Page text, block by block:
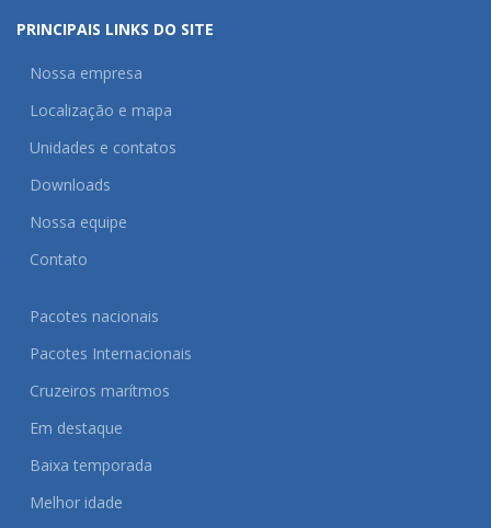
PRINCIPAIS LINKS DO SITE
Nossa empresa
Localização e mapa
Unidades e contatos
Downloads
Nossa equipe
Contato
Pacotes nacionais
Pacotes Internacionais
Cruzeiros marítmos
Em destaque
Baixa temporada
Melhor idade